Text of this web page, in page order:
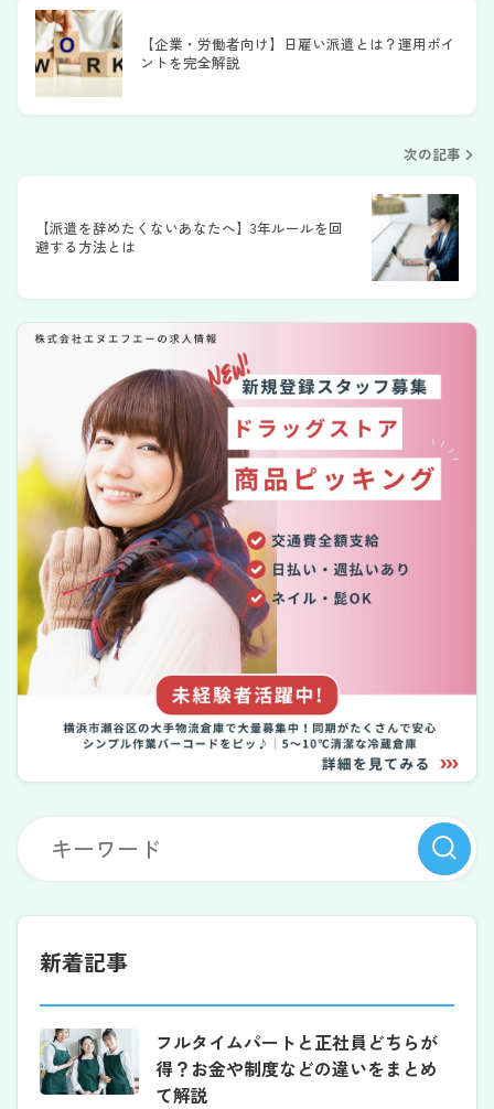
【企業・労働者向け】日雇い派遣とは？運用ポイ
ントを完全解説
次の記事
【派遣を辞めたくないあなたへ】3年ルールを回
避する方法とは
新着記事
フルタイムパートと正社員どちらが
得？お金や制度などの違いをまとめ
て解説